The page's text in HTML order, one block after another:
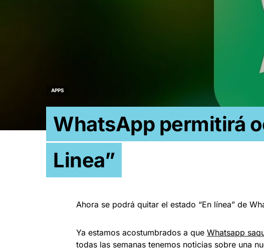
APPS
WhatsApp permitirá
Linea”
Ahora se podrá quitar el estado “En línea” de
Ya estamos acostumbrados a que Whatsapp
todas las semanas tenemos noticias sobre una